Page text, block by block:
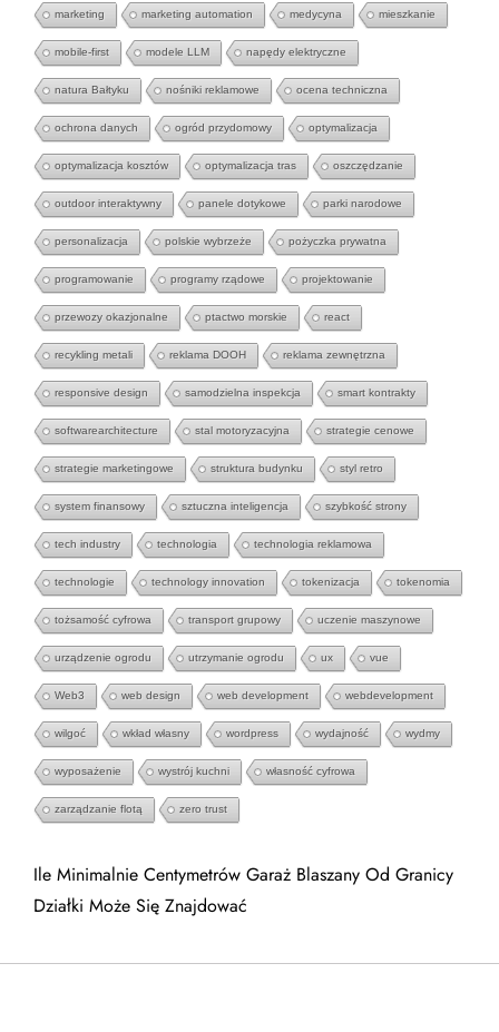
marketing marketing automation medycyna mieszkanie
mobile-first modele LLM napędy elektryczne
natura Bałtyku nośniki reklamowe ocena techniczna
ochrona danych ogród przydomowy optymalizacja
optymalizacja kosztów optymalizacja tras oszczędzanie
outdoor interaktywny panele dotykowe parki narodowe
personalizacja polskie wybrzeże pożyczka prywatna
programowanie programy rządowe projektowanie
przewozy okazjonalne ptactwo morskie react
recykling metali reklama DOOH reklama zewnętrzna
responsive design samodzielna inspekcja smart kontrakty
softwarearchitecture stal motoryzacyjna strategie cenowe
strategie marketingowe struktura budynku styl retro
system finansowy sztuczna inteligencja szybkość strony
tech industry technologia technologia reklamowa
technologie technology innovation tokenizacja tokenomia
tożsamość cyfrowa transport grupowy uczenie maszynowe
urządzenie ogrodu utrzymanie ogrodu ux vue
Web3 web design web development webdevelopment
wilgoć wkład własny wordpress wydajność wydmy
wyposażenie wystrój kuchni własność cyfrowa
zarządzanie flotą zero trust
Ile Minimalnie Centymetrów Garaż Blaszany Od Granicy
Działki Może Się Znajdować